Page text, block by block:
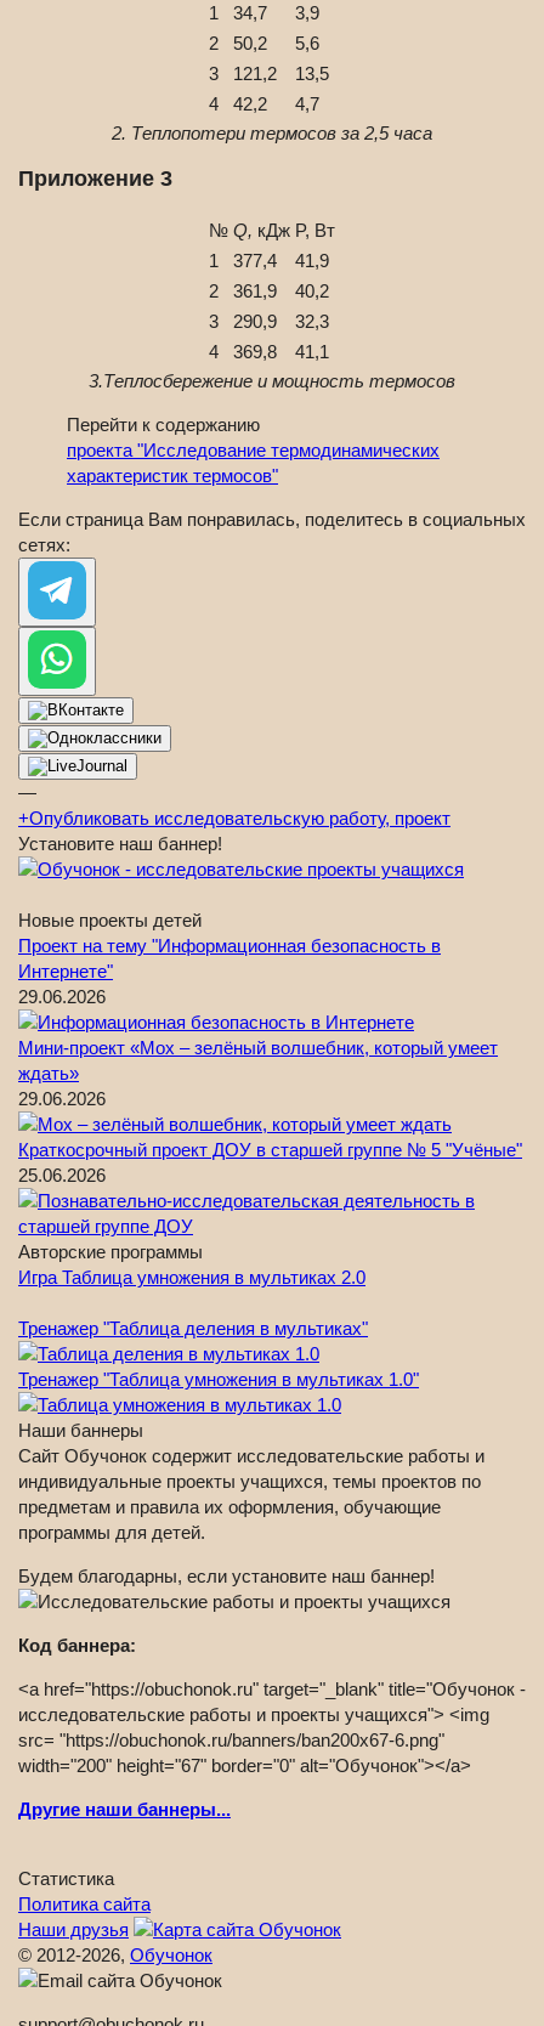
1
34,7
3,9
2
50,2
5,6
3
121,2
13,5
4
42,2
4,7
2. Теплопотери термосов за 2,5 часа
Приложение 3
№ Q, кДж P, Вт
1
377,4
41,9
2
361,9
40,2
3
290,9
32,3
4
369,8
41,1
3.Теплосбережение и мощность термосов
Перейти к содержанию
проекта "Исследование термодинамических
характеристик термосов"
Если страница Вам понравилась, поделитесь в социальных
сетях:
—
+Опубликовать исследовательскую работу, проект
Установите наш баннер!
Новые проекты детей
Проект на тему "Информационная безопасность в
Интернете"
29.06.2026
Мини-проект «Мох – зелёный волшебник, который умеет
ждать»
29.06.2026
Краткосрочный проект ДОУ в старшей группе № 5 "Учёные"
25.06.2026
Авторские программы
Игра Таблица умножения в мультиках 2.0
Тренажер "Таблица деления в мультиках"
Тренажер "Таблица умножения в мультиках 1.0"
Наши баннеры
Сайт Обучонок содержит исследовательские работы и
индивидуальные проекты учащихся, темы проектов по
предметам и правила их оформления, обучающие
программы для детей.
Будем благодарны, если установите наш баннер!
Код баннера:
<a href="https://obuchonok.ru" target="_blank" title="Обучонок -
исследовательские работы и проекты учащихся"> <img
src= "https://obuchonok.ru/banners/ban200x67-6.png"
width="200" height="67" border="0" alt="Обучонок"></a>
Другие наши баннеры...
Статистика
Политика сайта
Наши друзья
© 2012-2026, Обучонок